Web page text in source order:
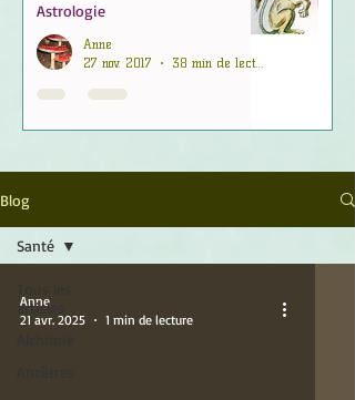
Astrologie
Anne
27 nov. 2017
38 min de lecture
Blog
articles
Santé
Anne
21 avr. 2025
1 min de lecture